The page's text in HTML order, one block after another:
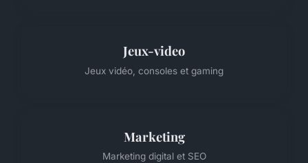
Jeux-video
Jeux vidéo, consoles et gaming
Marketing
Marketing digital et SEO